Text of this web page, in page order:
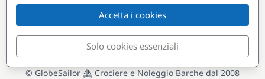
© GlobeSailor Crociere e Noleggio Barche dal 2008
Accetta i cookies
Solo cookies essenziali